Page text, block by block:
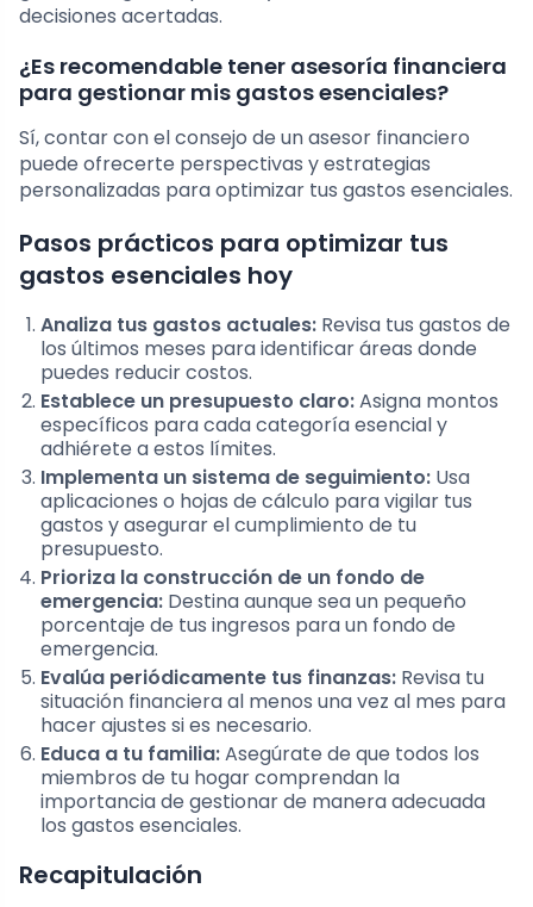
decisiones acertadas.
¿Es recomendable tener asesoría financiera
para gestionar mis gastos esenciales?
Sí, contar con el consejo de un asesor financiero
puede ofrecerte perspectivas y estrategias
personalizadas para optimizar tus gastos esenciales.
Pasos prácticos para optimizar tus
gastos esenciales hoy
Analiza tus gastos actuales: Revisa tus gastos de
los últimos meses para identificar áreas donde
puedes reducir costos.
Establece un presupuesto claro:Asigna montos
específicos para cada categoría esencial y
adhiérete a estos límites.
Implementa un sistema de seguimiento: Usa
aplicaciones o hojas de cálculo para vigilar tus
gastos y asegurar el cumplimiento de tu
presupuesto.
Prioriza la construcción de un fondo de
emergencia: Destina aunque sea un pequeño
porcentaje de tus ingresos para un fondo de
emergencia.
Evalúa periódicamente tus finanzas: Revisa tu
situación financiera al menos una vez al mes para
hacer ajustes si es necesario.
Educa a tu familia:Asegúrate de que todos los
miembros de tu hogar comprendan la
importancia de gestionar de manera adecuada
los gastos esenciales.
Recapitulación